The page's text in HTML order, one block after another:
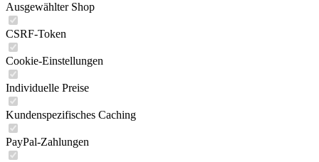
Ausgewählter Shop
CSRF-Token
Cookie-Einstellungen
Individuelle Preise
Kundenspezifisches Caching
PayPal-Zahlungen